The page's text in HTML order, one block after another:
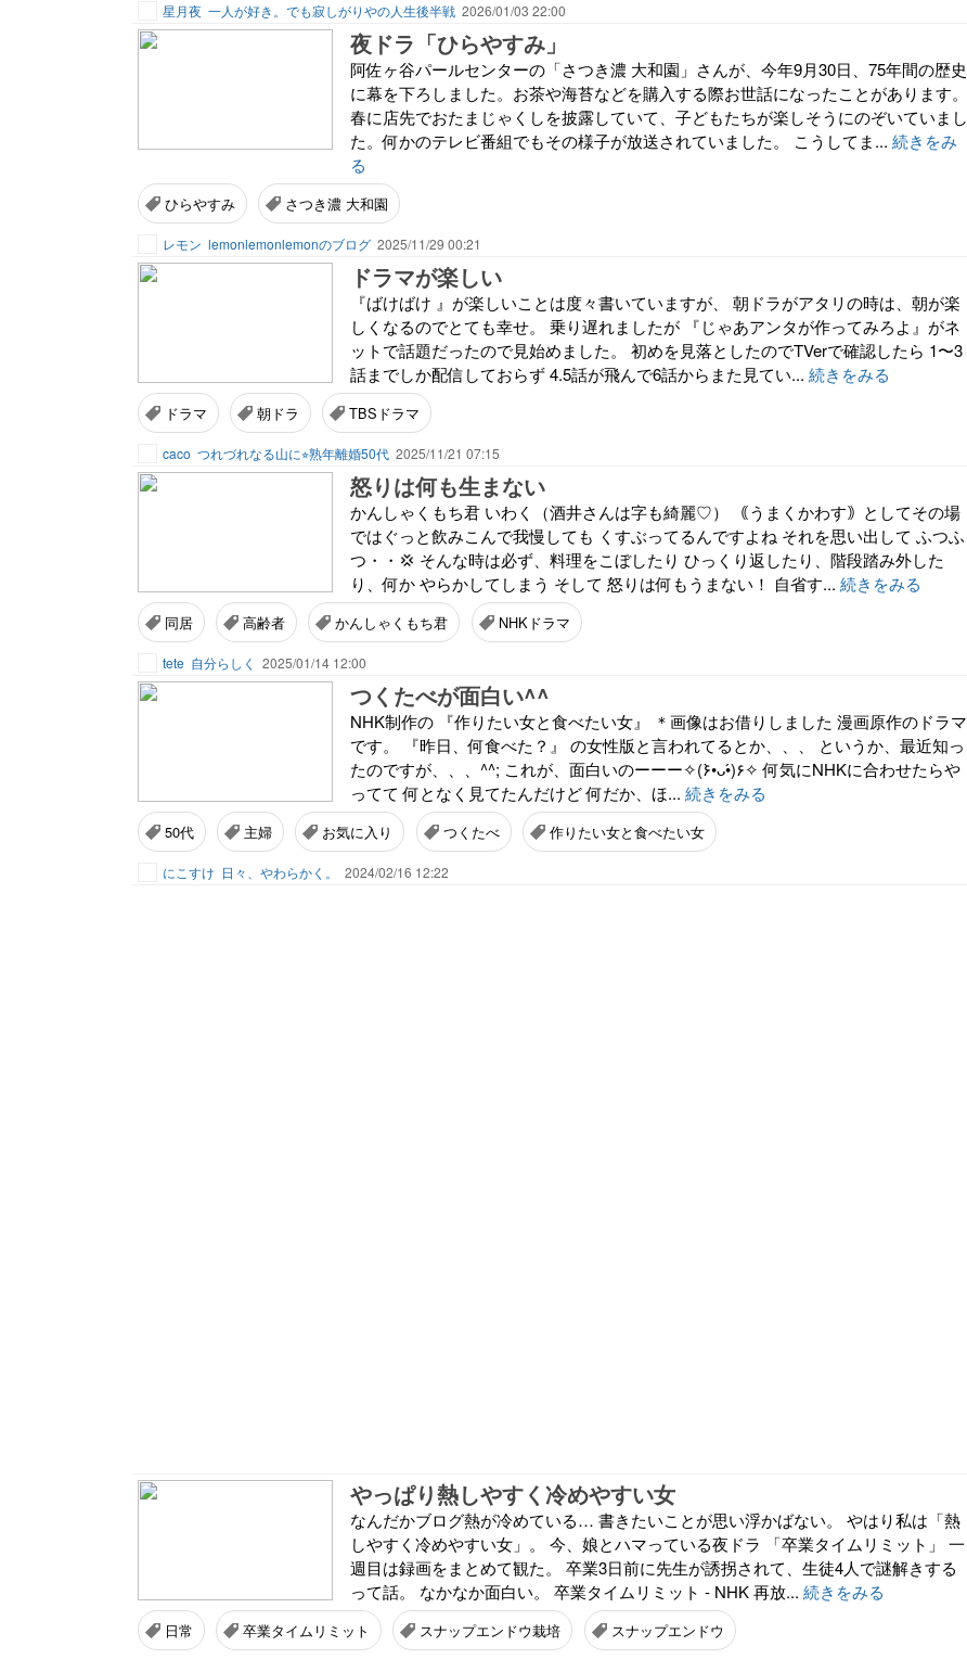
星月夜 一人が好き。でも寂しがりやの人生後半戦 2026/01/03 22:00
夜ドラ「ひらやすみ」
阿佐ヶ谷パールセンターの「さつき濃 大和園」さんが、今年9月30日、75年間の歴史
に幕を下ろしました。お茶や海苔などを購入する際お世話になったことがあります。
春に店先でおたまじゃくしを披露していて、子どもたちが楽しそうにのぞいていまし
た。何かのテレビ番組でもその様子が放送されていました。 こうしてま... 続きをみ
る
ひらやすみ さつき濃 大和園
レモン lemonlemonlemonのブログ 2025/11/29 00:21
ドラマが楽しい
『ばけばけ 』が楽しいことは度々書いていますが、 朝ドラがアタリの時は、朝が楽
しくなるのでとても幸せ。 乗り遅れましたが 『じゃあアンタが作ってみろよ』がネ
ットで話題だったので見始めました。 初めを見落としたのでTVerで確認したら 1〜3
話までしか配信しておらず 4.5話が飛んで6話からまた見てい... 続きをみる
ドラマ 朝ドラ TBSドラマ
caco つれづれなる山に⭐︎熟年離婚50代 2025/11/21 07:15
怒りは何も生まない
かんしゃくもち君 いわく（酒井さんは字も綺麗♡） ｟うまくかわす｠としてその場
ではぐっと飲みこんで我慢しても くすぶってるんですよね それを思い出して ふつふ
つ・・💢 そんな時は必ず、料理をこぼしたり ひっくり返したり、階段踏み外した
り、何か やらかしてしまう そして 怒りは何もうまない！ 自省す... 続きをみる
同居 高齢者 かんしゃくもち君 NHKドラマ
tete 自分らしく 2025/01/14 12:00
つくたべが面白い^^
NHK制作の 『作りたい女と食べたい女』 ＊画像はお借りしました 漫画原作のドラマ
です。 『昨日、何食べた？』 の女性版と言われてるとか、、、 というか、最近知っ
たのですが、、、^^; これが、面白いのーーー✧(۶•̀ᴗ•́)۶✧ 何気にNHKに合わせたらや
ってて 何となく見てたんだけど 何だか、ほ... 続きをみる
50代 主婦 お気に入り つくたべ 作りたい女と食べたい女
にこすけ 日々、やわらかく。 2024/02/16 12:22
やっぱり熱しやすく冷めやすい女
なんだかブログ熱が冷めている… 書きたいことが思い浮かばない。 やはり私は「熱
しやすく冷めやすい女」。 今、娘とハマっている夜ドラ 「卒業タイムリミット」 一
週目は録画をまとめて観た。 卒業3日前に先生が誘拐されて、生徒4人で謎解きする
って話。 なかなか面白い。 卒業タイムリミット - NHK 再放... 続きをみる
日常 卒業タイムリミット スナップエンドウ栽培 スナップエンドウ